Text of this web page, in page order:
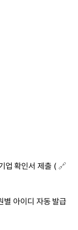
업 확인서 제출 ( 🔗
별 아이디 자동 발급